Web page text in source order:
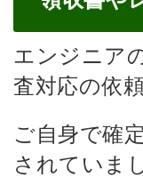
エンジニア
査対応の依
ご自身で確
されていま